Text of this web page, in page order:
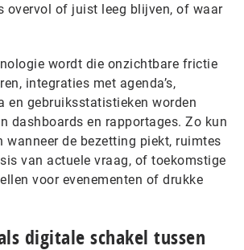
overvol of juist leeg blijven, of waar
wordt die onzichtbare frictie
integraties met agenda’s,
en gebruiksstatistieken worden
dashboards en rapportages. Zo kun
wanneer de bezetting piekt, ruimtes
van actuele vraag, of toekomstige
voor evenementen of drukke
digitale schakel tussen